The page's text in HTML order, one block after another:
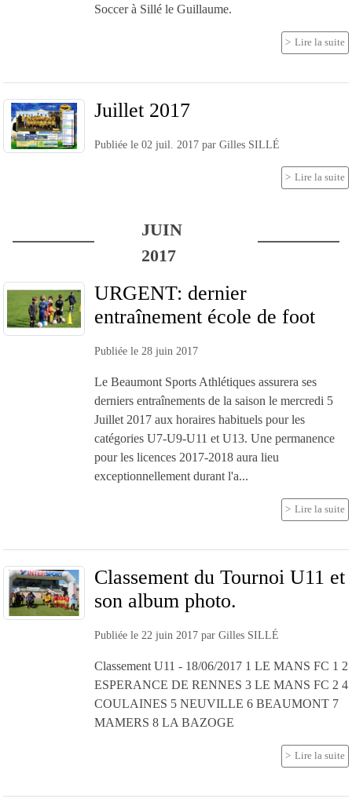
Soccer à Sillé le Guillaume.
Lire la suite
Juillet 2017
Publiée le 02 juil. 2017 par Gilles SILLÉ
Lire la suite
JUIN
2017
URGENT: dernier
entraînement école de foot
Publiée le 28 juin 2017
Le Beaumont Sports Athlétiques assurera ses
derniers entraînements de la saison le mercredi 5
Juillet 2017 aux horaires habituels pour les
catégories U7-U9-U11 et U13. Une permanence
pour les licences 2017-2018 aura lieu
exceptionnellement durant l'a...
Lire la suite
Classement du Tournoi U11 et
son album photo.
Publiée le 22 juin 2017 par Gilles SILLÉ
Classement U11 - 18/06/2017 1 LE MANS FC 1 2
ESPERANCE DE RENNES 3 LE MANS FC 2 4
COULAINES 5 NEUVILLE 6 BEAUMONT 7
MAMERS 8 LA BAZOGE
Lire la suite